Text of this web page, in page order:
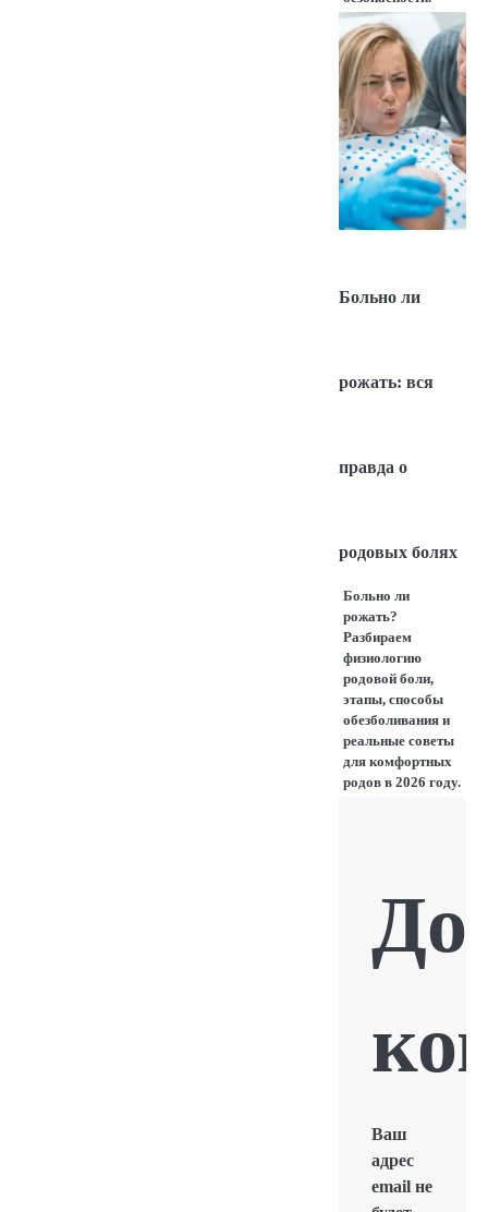
Больно ли
рожать: вся
правда о
родовых болях
Больно ли
рожать?
Разбираем
физиологию
родовой боли,
этапы, способы
обезболивания и
реальные советы
для комфортных
родов в 2026 году.
Ваш
адрес
email не